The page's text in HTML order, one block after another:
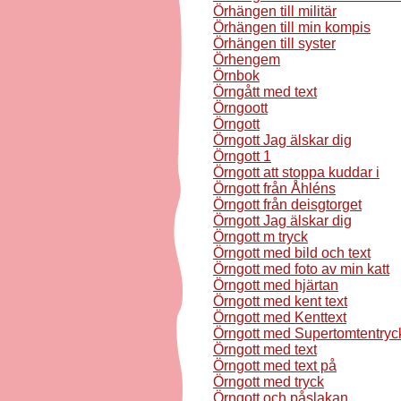
Örhängen till militär
Örhängen till min kompis
Örhängen till syster
Örhengem
Örnbok
Örngått med text
Örngoott
Örngott
Örngott Jag älskar dig
Örngott 1
Örngott att stoppa kuddar i
Örngott från Åhléns
Örngott från deisgtorget
Örngott Jag älskar dig
Örngott m tryck
Örngott med bild och text
Örngott med foto av min katt
Örngott med hjärtan
Örngott med kent text
Örngott med Kenttext
Örngott med
Örngott med text
Örngott med text på
Örngott med tryck
Örngott och påslakan